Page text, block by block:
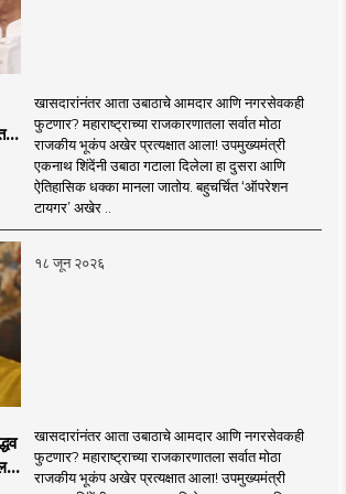
national interest...
information is available in
in the Internet-enabled
explosion. However, there is a
knowledge to
a modern role and approach
compatible with culture,
and tradition.
media and advanced avatar
are coming before you. Role in
'smart' journalism with a view,
for the new era, and
for a 'smart' Maharashtra will
of the game.
खासदारांनंतर आता उबाठाचे आमदार आणि नगरसेवकही
फुटणार? महाराष्ट्राच्या राजकारणातला सर्वात मोठा
राजकीय भूकंप अखेर प्रत्यक्षात आला! उपमुख्यमंत्री
एकनाथ शिंदेंनी उबाठा गटाला दिलेला हा दुसरा आणि
ऐतिहासिक धक्का मानला जातोय. बहुचर्चित ‘ऑपरेशन
टायगर’ अखेर ..
१८ जून २०२६
खासदारांनंतर आता उबाठाचे आमदार आणि नगरसेवकही
फुटणार? महाराष्ट्राच्या राजकारणातला सर्वात मोठा
राजकीय भूकंप अखेर प्रत्यक्षात आला! उपमुख्यमंत्री